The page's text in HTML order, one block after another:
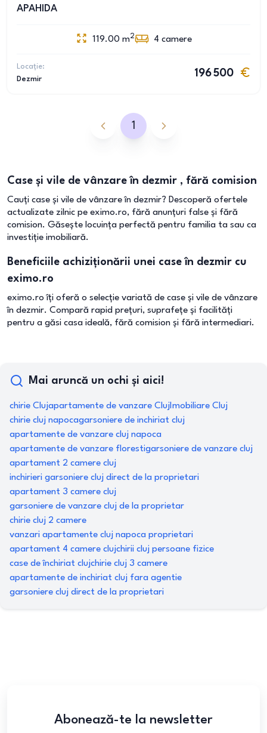
APAHIDA
119.00 m2 4 camere
Locație:
Dezmir
196 500
1
Case și vile de vânzare în dezmir , fără comision
Cauți case și vile de vânzare în dezmir? Descoperă ofertele
actualizate zilnic pe eximo.ro, fără anunțuri false și fără
comision. Găsește locuința perfectă pentru familia ta sau ca
investiție imobiliară.
Beneficiile achiziționării unei case în dezmir cu
eximo.ro
eximo.ro îți oferă o selecție variată de case și vile de vânzare
în dezmir. Compară rapid prețuri, suprafețe și facilități
pentru a găsi casa ideală, fără comision și fără intermediari.
Mai aruncă un ochi și aici!
chirie Clujapartamente de vanzare Cluj Imobiliare Cluj
chirie cluj napocagarsoniere de inchiriat cluj
apartamente de vanzare cluj napoca
apartamente de vanzare florestigarsoniere de vanzare cluj
apartament 2 camere cluj
inchirieri garsoniere cluj direct de la proprietari
apartament 3 camere cluj
garsoniere de vanzare cluj de la proprietar
chirie cluj 2 camere
vanzari apartamente cluj napoca proprietari
apartament 4 camere clujchirii cluj persoane fizice
case de închiriat clujchirie cluj 3 camere
apartamente de inchiriat cluj fara agentie
garsoniere cluj direct de la proprietari
Abonează-te la newsletter